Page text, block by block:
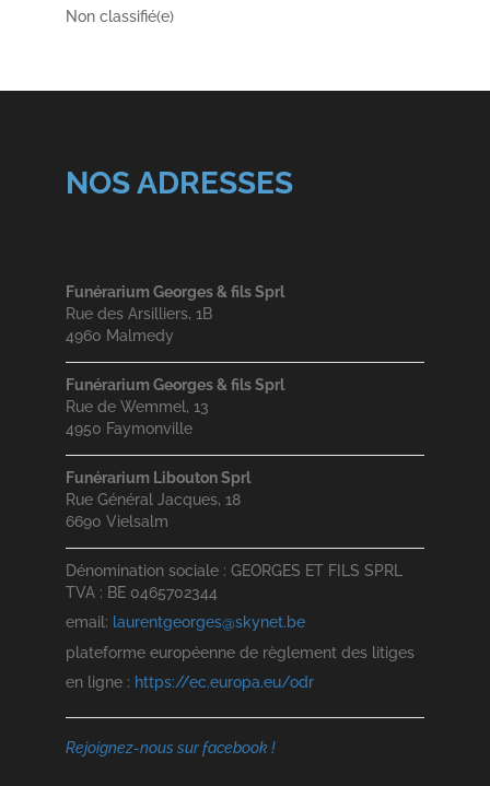
Non classifié(e)
NOS ADRESSES
Funérarium Georges & fils Sprl
Rue des Arsilliers, 1B
4960 Malmedy
Funérarium Georges & fils Sprl
Rue de Wemmel, 13
4950 Faymonville
Funérarium Libouton Sprl
Rue Général Jacques, 18
6690 Vielsalm
Dénomination sociale : GEORGES ET FILS SPRL
TVA : BE 0465702344
email: laurentgeorges@skynet.be
plateforme européenne de règlement des litiges
en ligne : https://ec.europa.eu/odr
Rejoignez-nous sur facebook !